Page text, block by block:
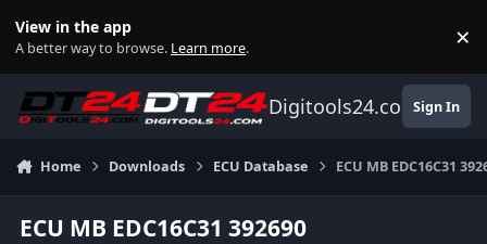
View in the app
A better way to browse. Learn more. ×
Digitools24.comSign In
Home Downloads ECU Database ECU MB EDC16C31
ECU MB EDC16C31 392690